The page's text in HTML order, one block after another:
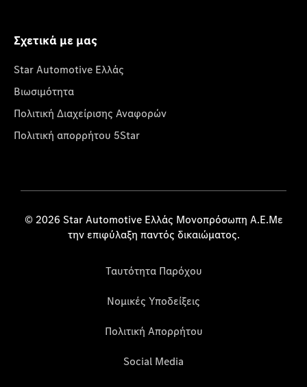
Σχετικά με μας
Star Automotive Ελλάς
Βιωσιμότητα
Πολιτική Διαχείρισης Αναφορών
Πολιτική απορρήτου 5Star
© 2026 Star Automotive Ελλάς Μονοπρόσωπη Α.Ε.Με
την επιφύλαξη παντός δικαιώματος.
Ταυτότητα Παρόχου
Νομικές Υποδείξεις
Πολιτική Απορρήτου
Social Media